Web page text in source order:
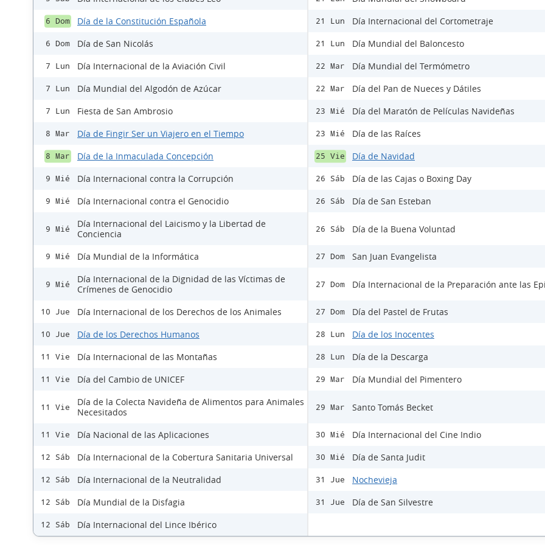
6 Dom Día de la Constitución Española
6 Dom Día de San Nicolás
7 Lun Día Internacional de la Aviación Civil
7 Lun Día Mundial del Algodón de Azúcar
7 Lun Fiesta de San Ambrosio
8 Mar Día de Fingir Ser un Viajero en el Tiempo
8 Mar Día de la Inmaculada Concepción
9 Mié Día Internacional contra la Corrupción
9 Mié Día Internacional contra el Genocidio
9 Mié
Día Internacional del Laicismo y la Libertad de
Conciencia
9 Mié Día Mundial de la Informática
9 Mié
Día Internacional de la Dignidad de las Víctimas de
Crímenes de Genocidio
10 Jue Día Internacional de los Derechos de los Animales
10 Jue Día de los Derechos Humanos
11 Vie Día Internacional de las Montañas
11 Vie Día del Cambio de UNICEF
11 Vie
Día de la Colecta Navideña de Alimentos para Animales
Necesitados
11 Vie Día Nacional de las Aplicaciones
12 Sáb Día Internacional de la Cobertura Sanitaria Universal
12 Sáb Día Internacional de la Neutralidad
12 Sáb Día Mundial de la Disfagia
12 Sáb Día Internacional del Lince Ibérico
21 Lun Día Internacional del Cortometraje
21 Lun Día Mundial del Baloncesto
22 Mar Día Mundial del Termómetro
22 Mar Día del Pan de Nueces y Dátiles
23 Mié Día del Maratón de Películas Navideñas
23 Mié Día de las Raíces
25 Vie Día de Navidad
26 Sáb Día de las Cajas o Boxing Day
26 Sáb Día de San Esteban
26 Sáb Día de la Buena Voluntad
27 Dom San Juan Evangelista
27 Dom Día Internacional de la Preparación ante las
27 Dom Día del Pastel de Frutas
28 Lun Día de los Inocentes
28 Lun Día de la Descarga
29 Mar Día Mundial del Pimentero
29 Mar Santo Tomás Becket
30 Mié Día Internacional del Cine Indio
30 Mié Día de Santa Judit
31 Jue Nochevieja
31 Jue Día de San Silvestre